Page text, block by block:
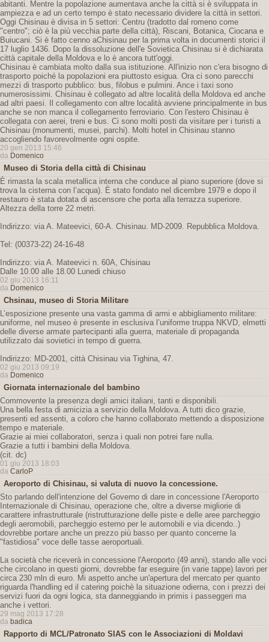
abitanti. Mentre la popolazione aumentava anche la città si è sviluppata in
ampiezza e ad un certo tempo è stato necessario dividere la città in settori.
Oggi Chisinau è divisa in 5 settori: Centru (tradotto dal romeno come
"centro"; ciò è la più vecchia parte della città), Riscani, Botanica, Ciocana e
Buiucani. Si è fatto cenno aChisinau per la prima volta in documenti storici il
17 luglio 1436. Dopo la dissoluzione dell'e Sovietica Chisinau si è dichiarata
città capitale della Moldova e lo è ancora tutt'oggi.
Chisinau è cambiata molto dalla sua istituzione. All'inizio non c'era bisogno di
trasporto poiché la popolazioni era piuttosto esigua. Ora ci sono parecchi
mezzi di trasporto pubblico: bus, filobus e pulmini. Ance i taxi sono
numerosissimi. Chisinau è collegato ad altre località della Moldova ed anche
ad altri paesi. Il collegamento con altre località avviene principalmente in bus
anche se non manca il collegamento ferroviario. Con l'estero Chisinau è
collegata con aerei, treni e bus. Ci sono molti posti da visitare per i turisti a
Chisinau (monumenti, musei, parchi). Molti hotel in Chisinau stanno
accogliendo favorevolmente ogni ospite.
20 gen 2013 15:46
da Domenico
Museo di Storia della città di Chisinau
È rimasta la scala metallica interna che conduce al piano superiore (dove si
trova la cisterna con l’acqua). È stato fondato nel dicembre 1979 e dopo il
restauro è stata dotata di ascensore che porta alla terrazza superiore.
Altezza della torre 22 metri.
Indirizzo: via A. Mateevici, 60-A. Chisinau. MD-2009. Repubblica Moldova.
Tel: (00373-22) 24-16-48
Indirizzo: via A. Mateevici n. 60A, Chisinau
Dalle 10.00 alle 18.00 Lunedi chiuso
02 giu 2013 16:11
da Domenico
Chsinau, museo di Storia Militare
L’esposizione presente una vasta gamma di armi e abbigliamento militare:
uniforme, nel museo è presente in esclusiva l’uniforme truppa NKVD, elmetti
delle diverse armate partecipanti alla guerra, materiale di propaganda
utilizzato dai sovietici in tempo di guerra.
Indirizzo: MD-2001, città Chisinau via Tighina, 47.
02 giu 2013 09:19
da Domenico
Giornata internazionale del bambino
Commovente la presenza degli amici italiani, tanti e disponibili.
Una bella festa di amicizia a servizio della Moldova. A tutti dico grazie,
presenti ed assenti, a coloro che hanno collaborato mettendo a disposizione
tempo e materiale.
Grazie ai miei collaboratori, senza i quali non potrei fare nulla.
Grazie a tutti i bambini della Moldova.
(cit. dc)
01 giu 2013 18:03
da CarloP
Aeroporto di Chisinau, si valuta di nuovo la concessione.
Sto parlando dell'intenzione del Governo di dare in concessione l'Aeroporto
Internazionale di Chisinau, operazione che, oltre a diverse migliorie di
carattere infrastrutturale (ristrutturazione delle piste e delle aree parcheggio
degli aeromobili, parcheggio esterno per le automobili e via dicendo..)
dovrebbe portare anche un prezzo più basso per quanto concerne la
"fastidiosa" voce delle tasse aeroportuali.
La società che riceverà in concessione l'Aeroporto (49 anni), stando alle voci
che circolano in questi giorni, dovrebbe far eseguire (in varie tappe) lavori per
circa 230 mln di euro. Mi aspetto anche un'apertura del mercato per quanto
riguarda l'handling ed il catering poichè la situazione odierna, con i prezzi dei
servizi fuori da ogni logica, sta danneggiando in primis i passeggeri ma
anche i vettori.
29 mag 2013 17:28
da badica
Rapporto di MCL/Patronato SIAS con le Associazioni di Moldavi